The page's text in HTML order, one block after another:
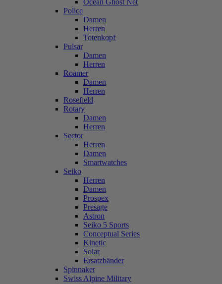
Ocean Ghost Net
Police
Damen
Herren
Totenkopf
Pulsar
Damen
Herren
Roamer
Damen
Herren
Rosefield
Rotary
Damen
Herren
Sector
Herren
Damen
Smartwatches
Seiko
Herren
Damen
Prospex
Presage
Astron
Seiko 5 Sports
Conceptual Series
Kinetic
Solar
Ersatzbänder
Spinnaker
Swiss Alpine Military